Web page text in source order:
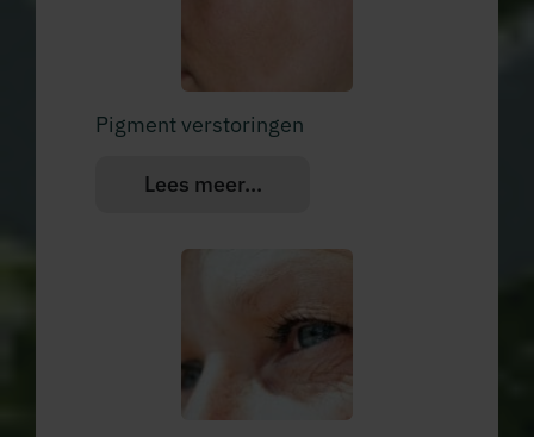
Pigment verstoringen
Lees meer...